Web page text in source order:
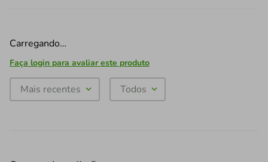
Carregando…
Faça login para avaliar este produto
Mais recentes Todos